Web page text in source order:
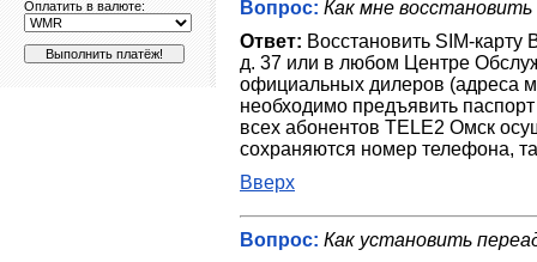
Вопрос: Как мне
Ответ: Восстановить SIM-
д. 37 или в любом Центре
официальных дилеров (адреса
необходимо предъявить
всех абонентов TELE2 Омск
сохраняются номер телефона,
Вверх
Вопрос: Как установить
Оплатить в валюте: